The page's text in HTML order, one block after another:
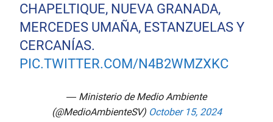
CHAPELTIQUE, NUEVA GRANADA,
MERCEDES UMAÑA, ESTANZUELAS Y
CERCANÍAS.
PIC.TWITTER.COM/N4B2WMZXKC
— Ministerio de Medio Ambiente
(@MedioAmbienteSV) October 15, 2024